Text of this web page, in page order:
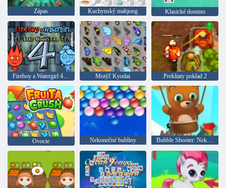
Zápas Kuchynský mahjong Klasické domino
Fireboy a Watergirl 4: Crystal Temple Motýľ Kyodai Prekliaty poklad 2
Ovocie Nekonečné bubliny Bubble Shooter: Nekonečno